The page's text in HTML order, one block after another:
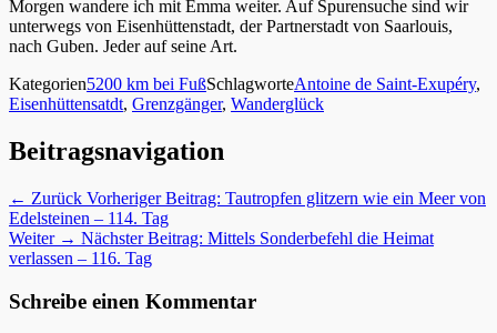
Morgen wandere ich mit Emma weiter. Auf Spurensuche sind wir
unterwegs von Eisenhüttenstadt, der Partnerstadt von Saarlouis,
nach Guben. Jeder auf seine Art.
Kategorien5200 km bei FußSchlagworteAntoine de Saint-Exupéry,
Eisenhüttensatdt, Grenzgänger, Wanderglück
Beitragsnavigation
← Zurück Vorheriger Beitrag: Tautropfen glitzern wie ein Meer von
Edelsteinen – 114. Tag
Weiter → Nächster Beitrag: Mittels Sonderbefehl die Heimat
verlassen – 116. Tag
Schreibe einen Kommentar